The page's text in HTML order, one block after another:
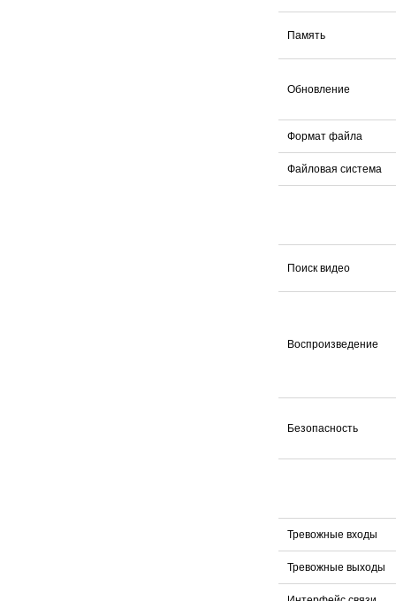
Память
Обновление
Формат файла
Файловая система
Поиск видео
Воспроизведение
Безопасность
Тревожные входы
Тревожные выходы